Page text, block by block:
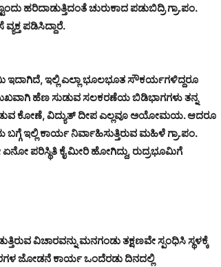
ಹರಿದಾಡುತ್ತಿದಂತೆ ಚುರುಕಾದ ಪಡುಬಿದ್ರಿ ಗ್ರಾ.ಪಂ.
ಪಡಿಸಿದ್ದಾರೆ.
ಇದಾಗಿದೆ, ಇಲ್ಲಿ ಎಲ್ಲಾ ಭೂಲಭೂತ ಸೌಕರ್ಯಗಳಿದ್ದರೂ
ಹೆಣ ಸುಡುವ ಸಲಕರಣೆಯ ಬಿಡಿಭಾಗಗಳು ತನ್ನ
ಕೋಣೆ, ವಿದ್ಯುತ್ ದೀಪ ಎಲ್ಲವೂ ಅಯೋಮಯ. ಆದರೂ
ಇಲ್ಲಿ ಕಾರ್ಯ ನಿರ್ವಾಹಿಸುತ್ತಿರುವ ಮಹಿಳೆ ಗ್ರಾ.ಪಂ.
ಏನೋ ಪರಿಸ್ಥಿತಿ ಕೈ ಮೀರಿ ಹೋಗಿದ್ದು, ರುದ್ರಭೂಮಿಗೆ
ವಿಚಾರವನ್ನು ಮನಗಂಡು ತಕ್ಷಣವೇ ಸ್ಪಂಧಿಸಿ ಸ್ಥಳಕ್ಕೆ
ಜೋಡನೆ ಕಾರ್ಯ ಒಂದೆರಡು ದಿನದಲ್ಲಿ